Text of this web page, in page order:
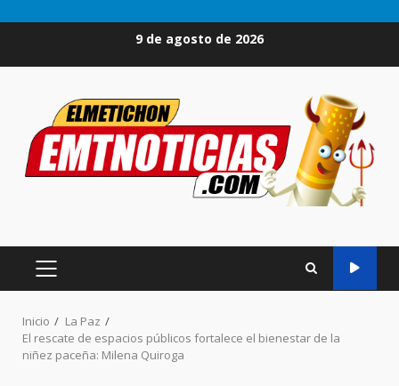
9 de agosto de 2026
MENÚ
PRINCIPAL
Inicio
La Paz
El rescate de espacios públicos fortalece el bienestar de la
niñez paceña: Milena Quiroga